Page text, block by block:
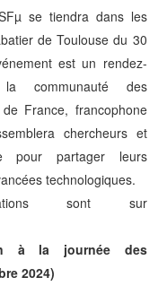
se tiendra dans les
de Toulouse du 30
est un rendez-
communauté des
France, francophone
chercheurs et
pour partager leurs
technologiques.
sont sur
à la journée des
2024)